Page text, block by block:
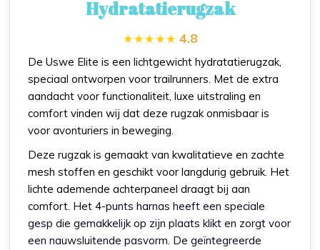
Hydratatierugzak
4.8
De Uswe Elite is een lichtgewicht hydratatierugzak,
speciaal ontworpen voor trailrunners. Met de extra
aandacht voor functionaliteit, luxe uitstraling en
comfort vinden wij dat deze rugzak onmisbaar is
voor avonturiers in beweging.
Deze rugzak is gemaakt van kwalitatieve en zachte
mesh stoffen en geschikt voor langdurig gebruik. Het
lichte ademende achterpaneel draagt bij aan
comfort. Het 4-punts harnas heeft een speciale
gesp die gemakkelijk op zijn plaats klikt en zorgt voor
een nauwsluitende pasvorm. De geïntegreerde